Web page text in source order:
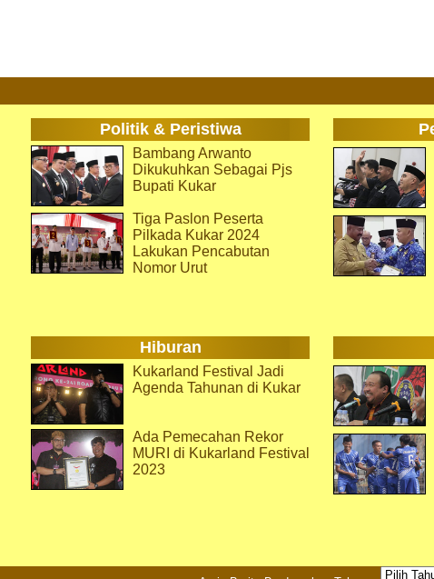
Politik & Peristiwa
Bambang Arwanto
Dikukuhkan Sebagai Pjs
Bupati Kukar
Tiga Paslon Peserta
Pilkada Kukar 2024
Lakukan Pencabutan
Nomor Urut
Hiburan
Kukarland Festival Jadi
Agenda Tahunan di Kukar
Ada Pemecahan Rekor
MURI di Kukarland Festival
2023